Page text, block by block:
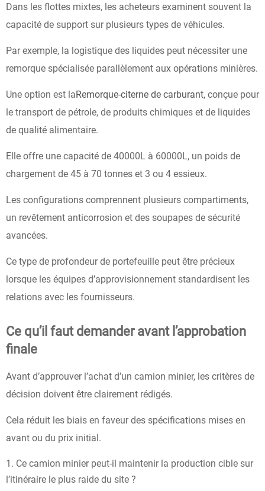
Dans les flottes mixtes, les acheteurs examinent souvent la
capacité de support sur plusieurs types de véhicules.
Par exemple, la logistique des liquides peut nécessiter une
remorque spécialisée parallèlement aux opérations minières.
Une option est laRemorque-citerne de carburant, conçue pour
le transport de pétrole, de produits chimiques et de liquides
de qualité alimentaire.
Elle offre une capacité de 40000L à 60000L, un poids de
chargement de 45 à 70 tonnes et 3 ou 4 essieux.
Les configurations comprennent plusieurs compartiments,
un revêtement anticorrosion et des soupapes de sécurité
avancées.
Ce type de profondeur de portefeuille peut être précieux
lorsque les équipes d’approvisionnement standardisent les
relations avec les fournisseurs.
Ce qu’il faut demander avant l’approbation
finale
Avant d’approuver l’achat d’un camion minier, les critères de
décision doivent être clairement rédigés.
Cela réduit les biais en faveur des spécifications mises en
avant ou du prix initial.
Ce camion minier peut-il maintenir la production cible sur
l’itinéraire le plus raide du site ?